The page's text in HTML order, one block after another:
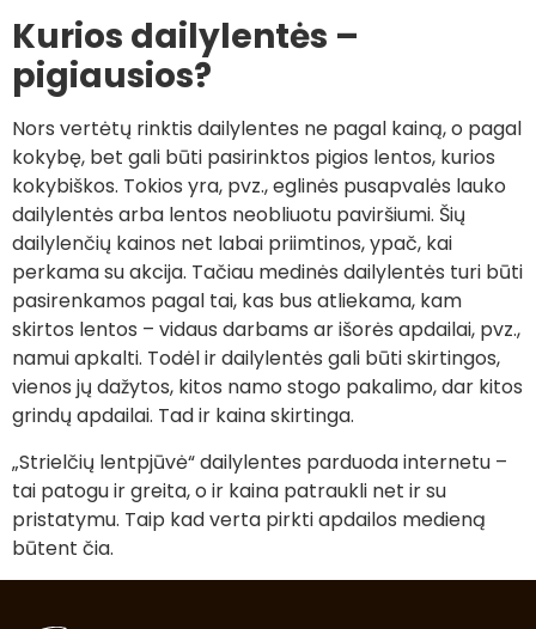
Kurios dailylentės –
pigiausios?
Nors vertėtų rinktis dailylentes ne pagal kainą, o pagal
kokybę, bet gali būti pasirinktos pigios lentos, kurios
kokybiškos. Tokios yra, pvz., eglinės pusapvalės lauko
dailylentės arba lentos neobliuotu paviršiumi. Šių
dailylenčių kainos net labai priimtinos, ypač, kai
perkama su akcija. Tačiau medinės dailylentės turi būti
pasirenkamos pagal tai, kas bus atliekama, kam
skirtos lentos – vidaus darbams ar išorės apdailai, pvz.,
namui apkalti. Todėl ir dailylentės gali būti skirtingos,
vienos jų dažytos, kitos namo stogo pakalimo, dar kitos
grindų apdailai. Tad ir kaina skirtinga.
„Strielčių lentpjūvė“ dailylentes parduoda internetu –
tai patogu ir greita, o ir kaina patraukli net ir su
pristatymu. Taip kad verta pirkti apdailos medieną
būtent čia.